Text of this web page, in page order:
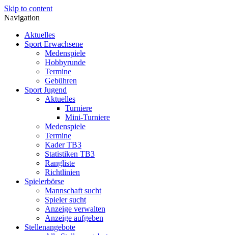
Skip to content
Navigation
Aktuelles
Sport Erwachsene
Medenspiele
Hobbyrunde
Termine
Gebühren
Sport Jugend
Aktuelles
Turniere
Mini-Turniere
Medenspiele
Termine
Kader TB3
Statistiken TB3
Rangliste
Richtlinien
Spielerbörse
Mannschaft sucht
Spieler sucht
Anzeige verwalten
Anzeige aufgeben
Stellenangebote